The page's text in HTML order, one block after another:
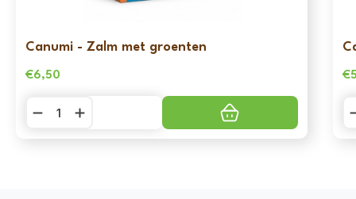
Canumi - Zalm met groenten
€6,50 €